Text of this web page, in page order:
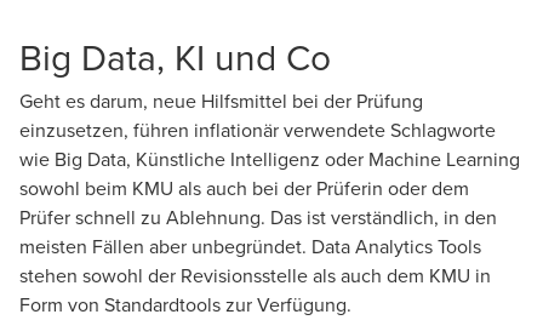
Big Data, KI und Co
Geht es darum, neue Hilfsmittel bei der Prüfung
einzusetzen, führen inflationär verwendete Schlagworte
wie Big Data, Künstliche Intelligenz oder Machine Learning
sowohl beim KMU als auch bei der Prüferin oder dem
Prüfer schnell zu Ablehnung. Das ist verständlich, in den
meisten Fällen aber unbegründet. Data Analytics Tools
stehen sowohl der Revisionsstelle als auch dem KMU in
Form von Standardtools zur Verfügung.